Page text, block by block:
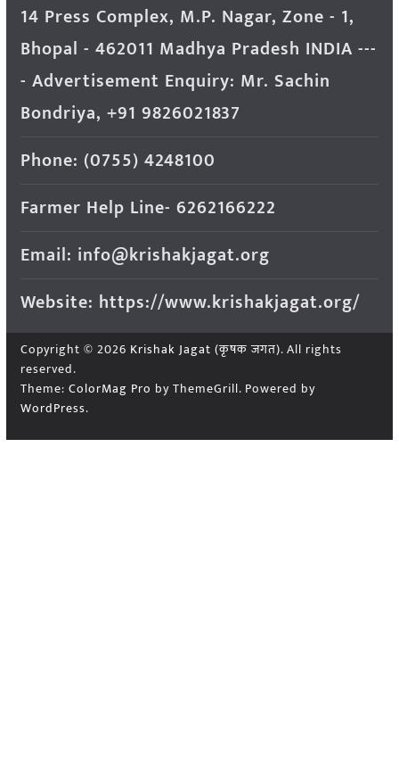
14 Press Complex, M.P. Nagar, Zone - 1,
Bhopal - 462011 Madhya Pradesh INDIA ---
- Advertisement Enquiry: Mr. Sachin
Bondriya, +91 9826021837
Phone: (0755) 4248100
Farmer Help Line- 6262166222
Email: info@krishakjagat.org
Website: https://www.krishakjagat.org/
Copyright © 2026 Krishak Jagat (कृषक जगत). All rights
reserved.
Theme: ColorMag Pro by ThemeGrill. Powered by
WordPress.